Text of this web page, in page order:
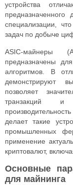
устройства
предназначенного
специализации,
задач по добыче
ASIC-майнеры
предназначены
алгоритмов. В
демонстрируют
позволяет
транзакций и
делает такие
промышленных
применение
криптовалют,
Основные
для майнинга